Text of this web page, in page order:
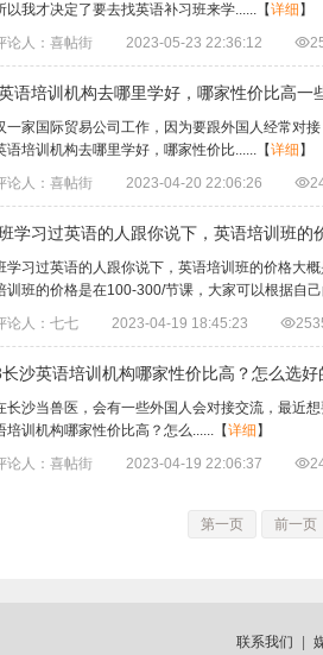
以我才决定了要去找英语补习班来学...... 【详细 】
论人：喜帖街
2023-05-23 22:36:12 
语培训机构去哪里学好，哪家性价比高一
一家国际贸易公司工作，因为要跟外国人经常对
语培训机构去哪里学好，哪家性价比...... 【详细 】
论人：喜帖街
2023-04-20 22:06:26 
学习过英语的人跟你说下，英语培训班的
学习过英语的人跟你说下，英语培训班的价格大
训班的价格是在100-300/节课，大家可以根据自己
论人：七七
2023-04-19 18:45:23 
沙英语培训机构哪家性价比高？怎么选好
长沙当兽医，会有一些外国人会对接交流，最近
培训机构哪家性价比高？怎么...... 【详细 】
论人：喜帖街
2023-04-19 22:06:37 
第一页 前一页
联系我们